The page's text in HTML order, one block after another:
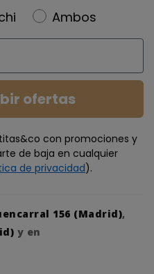
Ambos
ofertas
con promociones y
de baja en cualquier
de privacidad).
156 (Madrid),
y en